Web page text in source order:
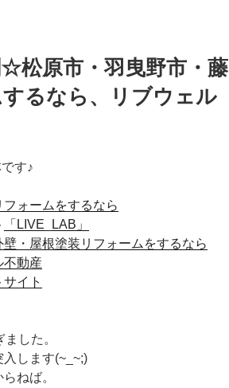
松原市・羽曳野市・藤
るなら、リブウェル
す♪
フォームをするなら
「LIVE_LAB」
壁・屋根塗装リフォームをするなら
不動産
イト
した。
します(~_~;)
ねば。